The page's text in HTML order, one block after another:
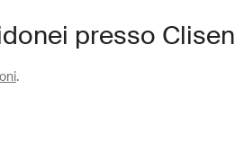
presso Clisen
.